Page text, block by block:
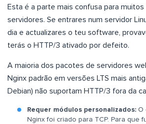
Esta é a parte mais confusa para
servidores. Se entrares num servidor
dia e actualizares o teu software,
terás o HTTP/3 ativado por defeito.
A maioria dos pacotes de servidores
Nginx padrão em versões LTS mais
Debian) não suportam HTTP/3 fora da
Requer módulos personalizados: O
Nginx foi criado para TCP. Para que